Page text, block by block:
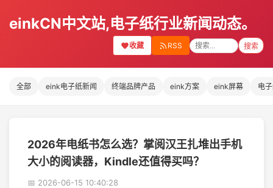
einkCN中文站,电子纸行业新闻动态。
收藏 RSS 搜索
全部 eink电子纸新闻 终端品牌产品 eink方案 eink屏幕 电
2026年电纸书怎么选？掌阅汉王扎堆出手机
大小的阅读器，Kindle还值得买吗？
📅 2026-06-15 10:40:28